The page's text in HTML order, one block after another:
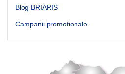
Blog BRIARIS
Campanii promotionale